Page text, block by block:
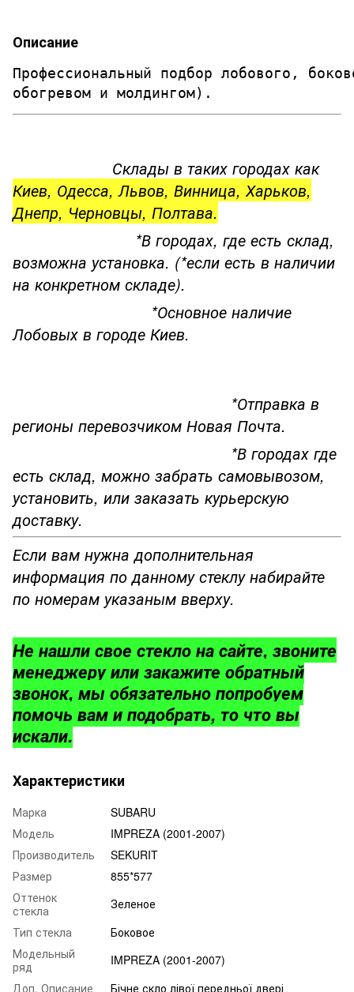
Описание
Профессиональный подбор лобового,
обогревом и молдингом).
Склады в таких городах как
Киев, Одесса, Львов, Винница, Харьков,
Днепр, Черновцы, Полтава.
*В городах, где есть склад,
возможна установка. (*если есть в наличии
на конкретном складе).
*Основное наличие
Лобовых в городе Киев.
*Отправка в
регионы перевозчиком Новая Почта.
*В городах где
есть склад, можно забрать самовывозом,
установить, или заказать курьерскую
доставку.
Если вам нужна дополнительная
информация по данному стеклу набирайте
по номерам указаным вверху.
Не нашли свое стекло на сайте, звоните
менеджеру или закажите обратный
звонок, мы обязательно попробуем
помочь вам и подобрать, то что вы
искали.
Характеристики
Марка
SUBARU
Модель
IMPREZA (2001-2007)
Производитель
SEKURIT
Размер
855*577
Оттенок
стекла
Зеленое
Тип стекла
Боковое
Модельный
ряд
IMPREZA (2001-2007)
Доп. Описание
Бічне скло лівої передньої двері